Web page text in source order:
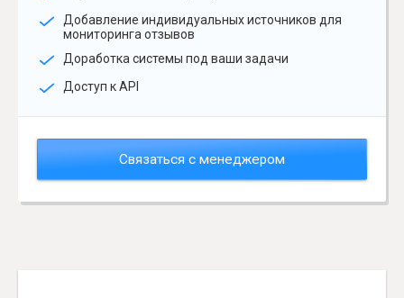
Добавление индивидуальных источников для
мониторинга отзывов
Доработка системы под ваши задачи
Доступ к API
Связаться с менеджером